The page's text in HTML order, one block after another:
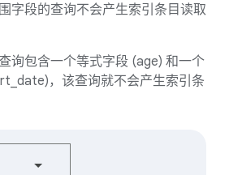
字段的查询不会产生索引条目读取
询包含一个等式字段 (age) 和一个
，该查询就不会产生索引条